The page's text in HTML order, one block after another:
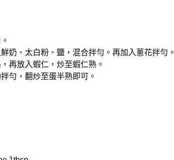
奶、太白粉、鹽，混合拌勻。再加入蔥花拌勻。
再放入蝦仁，炒至蝦仁熟。
勻，翻炒至蛋半熟即可。